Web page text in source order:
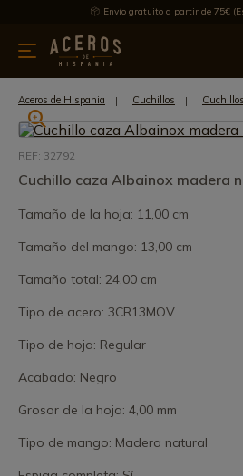
Envío gratuito a partir de 75€
menaje Ofertas Ultimas
Aceros de Hispania Cuchillos
REF: 32792
Cuchillo caza Albainox madera
Tamaño de la hoja: 11,00 cm
Tamaño del mango: 13,00 cm
Tamaño total: 24,00 cm
Tipo de acero: 3CR13MOV
Tipo de hoja: Regular
Acabado: Negro
Grosor de la hoja: 4,00 mm
Tipo de mango: Madera natural